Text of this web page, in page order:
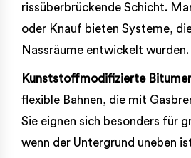
rissüberbrückende Schicht.
oder Knauf bieten Systeme,
Nassräume entwickelt wurden.
Kunststoffmodifizierte
flexible Bahnen, die mit
Sie eignen sich besonders für
wenn der Untergrund uneben